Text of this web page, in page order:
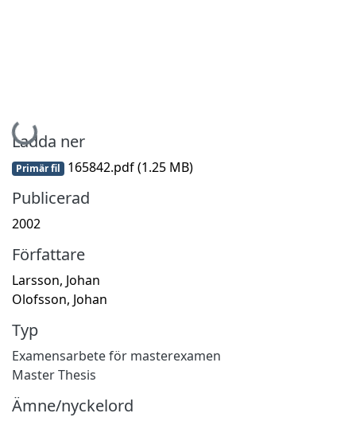
Hämtar...
Ladda ner
Primär fil 165842.pdf(1.25 MB)
Publicerad
2002
Författare
Larsson, Johan
Olofsson, Johan
Typ
Examensarbete för masterexamen
Master Thesis
Ämne/nyckelord